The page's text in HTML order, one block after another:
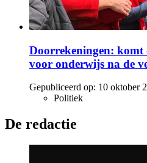
Doorrekeningen: komt
voor onderwijs na de
Gepubliceerd op: 10 oktober
Politiek
De redactie